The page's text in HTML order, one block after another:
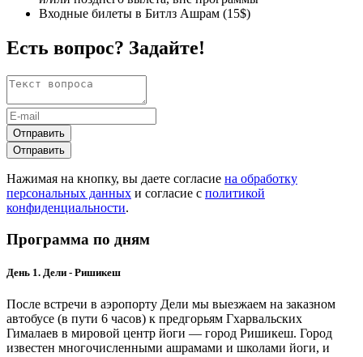
Входные билеты в Битлз Ашрам (15$)
Есть вопрос? Задайте!
Отправить
Отправить
Нажимая на кнопку, вы даете согласие на обработку
персональных данных и согласие с политикой
конфиденциальности.
Программа по дням
День 1. Дели - Ришикеш
После встречи в аэропорту Дели мы выезжаем на заказном
автобусе (в пути 6 часов) к предгорьям Гхарвальских
Гималаев в мировой центр йоги — город Ришикеш. Город
известен многочисленными ашрамами и школами йоги, и